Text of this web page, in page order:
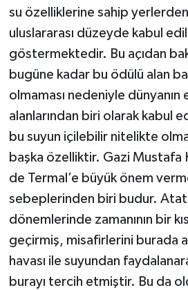
su özelliklerine sahip
uluslararası düzeyde kabul
göstermektedir. Bu açıdan
bugüne kadar bu ödülü alan
olmaması nedeniyle dünyanın
alanlarından biri olarak kabul
bu suyun içilebilir nitelikte
başka özelliktir. Gazi Mustafa
de Termal’e büyük önem
sebeplerinden biri budur.
dönemlerinde zamanının bir
geçirmiş, misafirlerini burada
havası ile suyundan
burayı tercih etmiştir. Bu da